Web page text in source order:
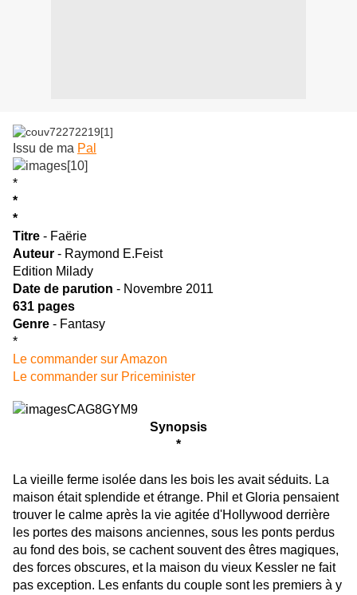
Issu de ma Pal
*
*
*
Titre - Faërie
Auteur - Raymond E.Feist
Edition Milady
Date de parution - Novembre 2011
631 pages
Genre - Fantasy
*
Le commander sur Amazon
Le commander sur Priceminister
Synopsis
*
La vieille ferme isolée dans les bois les avait séduits. La
maison était splendide et étrange. Phil et Gloria pensaient
trouver le calme après la vie agitée d'Hollywood derrière
les portes des maisons anciennes, sous les ponts perdus
au fond des bois, se cachent souvent des êtres magiques,
des forces obscures, et la maison du vieux Kessler ne fait
pas exception. Les enfants du couple sont les premiers à y